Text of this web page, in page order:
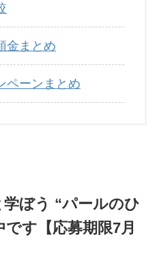
金まとめ
ペーンまとめ
ぼう “パールのひ
す【応募期限7月